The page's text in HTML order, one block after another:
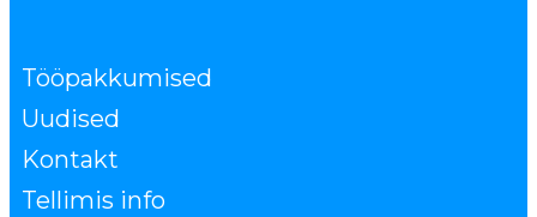
Tööpakkumised
Uudised
Kontakt
Tellimis info